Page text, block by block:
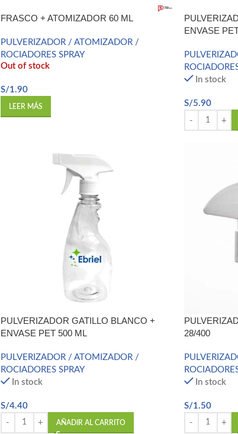
FRASCO + ATOMIZADOR 60 ML
PULVERIZADOR / ATOMIZADOR /
ROCIADORES SPRAY
Out of stock
S/1.90
LEER MÁS
ENVASE
In stock
S/5.90
PULVERIZADOR GATILLO BLANCO +
ENVASE PET 500 ML
PULVERIZADOR / ATOMIZADOR /
ROCIADORES SPRAY
In stock
S/4.40
AÑADIR AL CARRITO
28/400
In stock
S/1.50